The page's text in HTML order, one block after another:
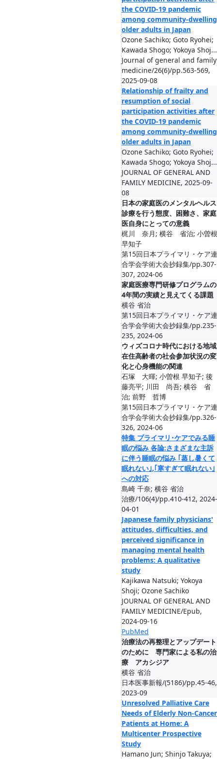
the COVID-19 pandemic
among community-dwelling
older adults in Japan
Ozone Sachiko; Goto Ryohei;
Kawada Shogo; Yokoya Shoj...
Journal of general and family
medicine/26(6)/pp.563-569,
2025-09-08
Relationship of frailty and
resumption of social
participation activities after
the COVID-19 pandemic
among community-dwelling
older adults in Japan
Ozone Sachiko; Goto Ryohei;
Kawada Shogo; Yokoya Shoj...
JOURNAL OF GENERAL AND
FAMILY MEDICINE, 2025-09-
08
日本の家庭医のメンタルヘルス
診療を行う態度、困難さ、家庭
医自身にとっての意義
梶川 奈月; 横谷 省治; 小曽根
早知子
第15回日本プライマリ・ケア連
合学会学術大会抄録集/pp.307-
307, 2024-06
家庭医療専門研修プログラムの
4年間の実績と見えてくる課題
横谷 省治
第15回日本プライマリ・ケア連
合学会学術大会抄録集/pp.235-
235, 2024-06
ウィズコロナ時代における地域
在住高齢者の社会参加状況の変
化と心身機能の関連
石塚 大暉; 小曽根 早知子; 後
藤亮平; 川田 尚吾; 横谷 省
治; 前野 哲博
第15回日本プライマリ・ケア連
合学会学術大会抄録集/pp.326-
326, 2024-06
特集 プライマリ･ケアでみる睡
眠の悩み 各論:さまざまな主訴
に伴う睡眠の悩み ｢蒸し暑くて
眠れない｣,｢寒すぎて眠れない｣
への対応
島崎 千奈; 横谷 省治
治療/106(4)/pp.410-412, 2024-
04-01
Japanese family physicians'
attitudes, difficulties, and
perceived significance in
managing mental health
problems: A qualitative
study
Kajikawa Natsuki; Yokoya
Shoji; Ozone Sachiko
JOURNAL OF GENERAL AND
FAMILY MEDICINE/Epub,
2024-09-16
PubMed
治療法の再整理とアップデート
のために 専門家による私の治
療 アカシジア
横谷 省治
日本医事新報/(5186)/pp.45-46,
2023-09
Unresolved Palliative Care
Needs of Elderly Non-Cancer
Patients at Home: A
Multicenter Prospective
Study
Hamano Jun; Shinjo Takuya;